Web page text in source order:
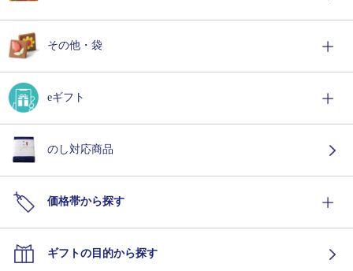
その他・袋
eギフト
のし対応商品
価格帯から探す
ギフトの目的から探す